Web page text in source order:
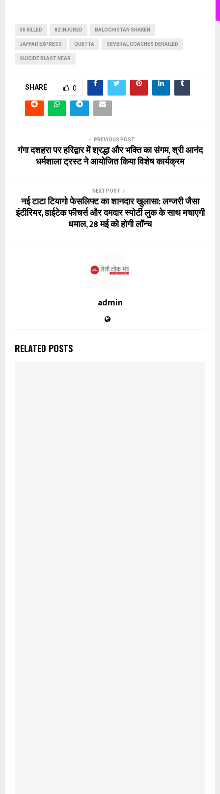
30 KILLED 82 INJURED BALOCHISTAN SHAKEN
JAFFAR EXPRESS QUETTA SEVERAL COACHES DERAILED
SUICIDE BLAST NEAR
SHARE 0
PREVIOUS POST
गंगा दशहरा पर हरिद्वार में श्रद्धा और भक्ति का संगम, श्री आनंद
धर्मशाला ट्रस्ट ने आयोजित किया विशेष कार्यक्रम
NEXT POST
नई टाटा टियागो फेसलिफ्ट का शानदार खुलासा: लग्जरी जैसा
इंटीरियर, हाईटेक फीचर्स और दमदार स्पोर्टी लुक के साथ मचाएगी
धमाल, 28 मई को होगी लॉन्च
admin
RELATED POSTS